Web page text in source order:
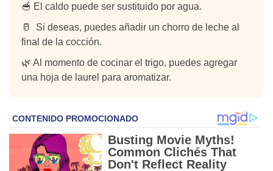
🥣 El caldo puede ser sustituido por agua.
🥛 Si deseas, puedes añadir un chorro de leche al
final de la cocción.
🌿 Al momento de cocinar el trigo, puedes agregar
una hoja de laurel para aromatizar.